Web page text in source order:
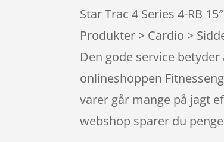
Star Trac 4 Series 4-RB
Produkter > Cardio >
Den gode service
onlineshoppen
varer går mange på jagt
webshop sparer du